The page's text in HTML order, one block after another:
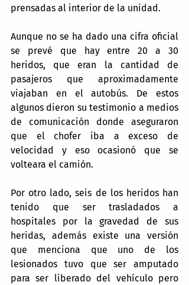
prensadas al interior de la unidad.
Aunque no se ha dado una cifra oficial
se prevé que hay entre 20 a 30
heridos, que eran la cantidad de
pasajeros que aproximadamente
viajaban en el autobús. De estos
algunos dieron su testimonio a medios
de comunicación donde aseguraron
que el chofer iba a exceso de
velocidad y eso ocasionó que se
volteara el camión.
Por otro lado, seis de los heridos han
tenido que ser trasladados a
hospitales por la gravedad de sus
heridas, además existe una versión
que menciona que uno de los
lesionados tuvo que ser amputado
para ser liberado del vehículo pero